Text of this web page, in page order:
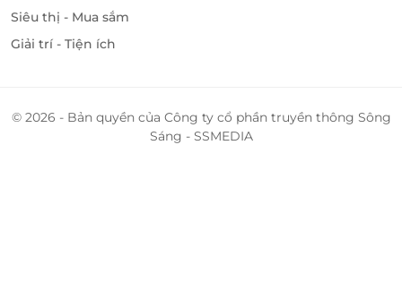
Siêu thị - Mua sắm
Giải trí - Tiện ích
© 2026 - Bản quyền của Công ty cổ phần truyền thông Sông
Sáng - SSMEDIA